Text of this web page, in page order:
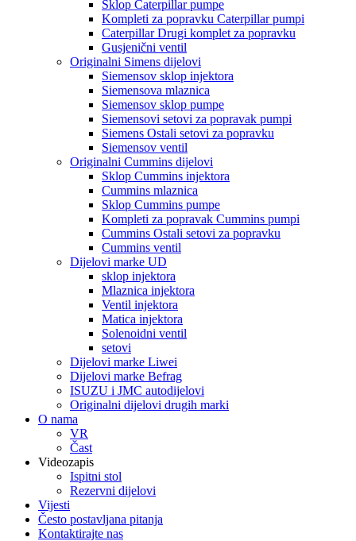
Sklop Caterpillar pumpe
Kompleti za popravku Caterpillar pumpi
Caterpillar Drugi komplet za popravku
Gusjenični ventil
Originalni Simens dijelovi
Siemensov sklop injektora
Siemensova mlaznica
Siemensov sklop pumpe
Siemensovi setovi za popravak pumpi
Siemens Ostali setovi za popravku
Siemensov ventil
Originalni Cummins dijelovi
Sklop Cummins injektora
Cummins mlaznica
Sklop Cummins pumpe
Kompleti za popravak Cummins pumpi
Cummins Ostali setovi za popravku
Cummins ventil
Dijelovi marke UD
sklop injektora
Mlaznica injektora
Ventil injektora
Matica injektora
Solenoidni ventil
setovi
Dijelovi marke Liwei
Dijelovi marke Befrag
ISUZU i JMC autodijelovi
Originalni dijelovi drugih marki
O nama
VR
Čast
Videozapis
Ispitni stol
Rezervni dijelovi
Vijesti
Često postavljana pitanja
Kontaktirajte nas